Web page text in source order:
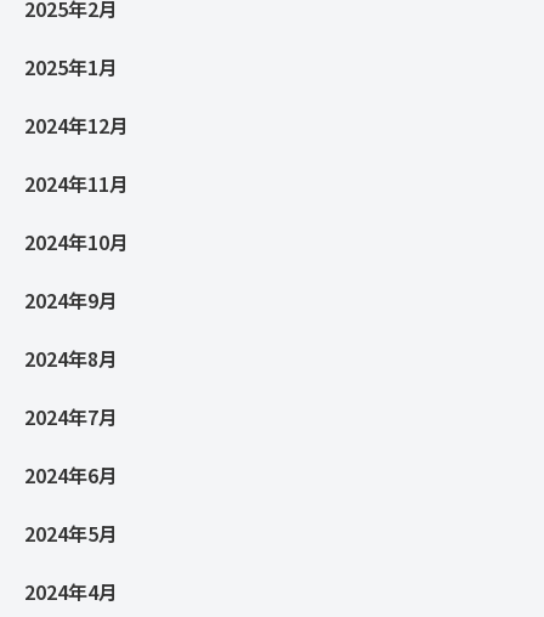
2025年2月
2025年1月
2024年12月
2024年11月
2024年10月
2024年9月
2024年8月
2024年7月
2024年6月
2024年5月
2024年4月